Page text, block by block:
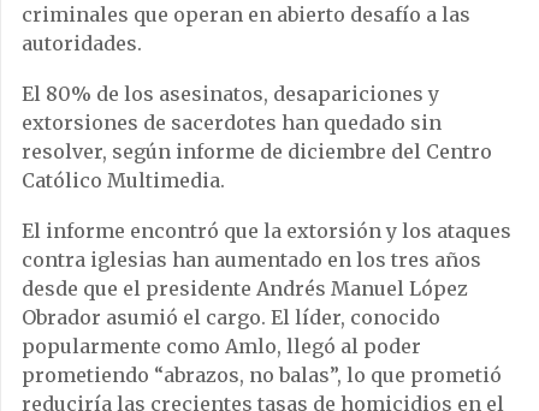
criminales que operan en abierto desafío a las
autoridades.
El 80% de los asesinatos, desapariciones y
extorsiones de sacerdotes han quedado sin
resolver, según informe de diciembre del Centro
Católico Multimedia.
El informe encontró que la extorsión y los ataques
contra iglesias han aumentado en los tres años
desde que el presidente Andrés Manuel López
Obrador asumió el cargo. El líder, conocido
popularmente como Amlo, llegó al poder
prometiendo “abrazos, no balas”, lo que prometió
reduciría las crecientes tasas de homicidios en el